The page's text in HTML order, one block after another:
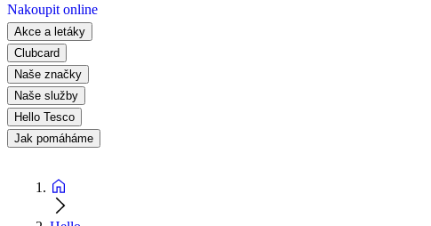
Nakoupit online
Akce a letáky
Clubcard
Naše značky
Naše služby
Hello Tesco
Jak pomáháme